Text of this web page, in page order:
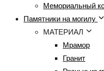
Мемориальный
Памятники на могилу
МАТЕРИАЛ
Мрамор
Гранит